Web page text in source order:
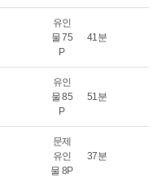
유인
물 75
P
41분
유인
물 85
P
51분
문제
유인
물 8P
37분